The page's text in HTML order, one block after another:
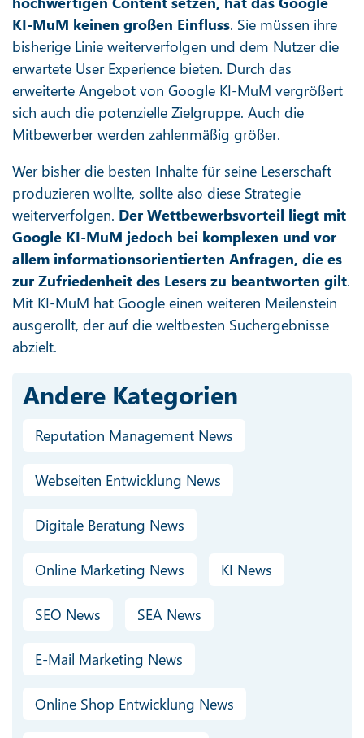
Andere Kategorien
Reputation Management News
Webseiten Entwicklung News
Digitale Beratung News
Online Marketing News KI News
SEO News SEA News
E-Mail Marketing News
Online Shop Entwicklung News
KI-MuM keinen großen Einfluss. Sie müssen ihre
bisherige Linie weiterverfolgen und dem Nutzer die
erwartete User Experience bieten. Durch das
erweiterte Angebot von Google KI-MuM vergrößert
sich auch die potenzielle Zielgruppe. Auch die
Mitbewerber werden zahlenmäßig größer.
Wer bisher die besten Inhalte für seine Leserschaft
produzieren wollte, sollte also diese Strategie
weiterverfolgen. Der Wettbewerbsvorteil liegt mit
Google KI-MuM jedoch bei komplexen und vor
allem informationsorientierten Anfragen, die es
zur Zufriedenheit des Lesers zu beantworten gilt.
Mit KI-MuM hat Google einen weiteren Meilenstein
ausgerollt, der auf die weltbesten Suchergebnisse
abzielt.